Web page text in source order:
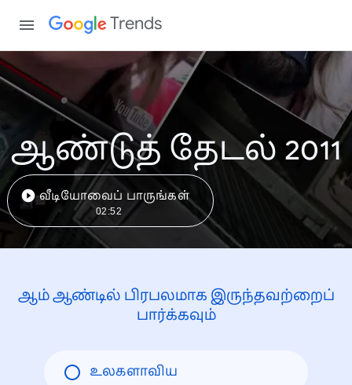
Trends
ஆண்டுத் தேடல் 2011
வீடியோவைப் பாருங்கள்
02:52
ஆம் ஆண்டில் பிரபலமாக இருந்தவற்றைப்
பார்க்கவும்
உலகளாவிய